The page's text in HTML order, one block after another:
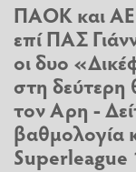
ΠΑΟΚ και
επί ΠΑΣ
οι δυο
στη δεύτερη
τον Αρη -
βαθμολογία
Superleague